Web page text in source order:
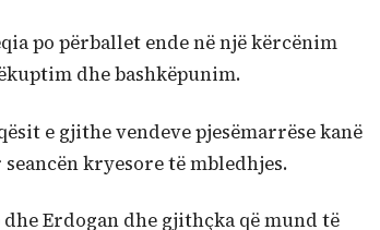
po përballet ende në një kërcënim
dhe bashkëpunim.
e gjithe vendeve pjesëmarrëse kanë
kryesore të mbledhjes.
Erdogan dhe gjithçka që mund të